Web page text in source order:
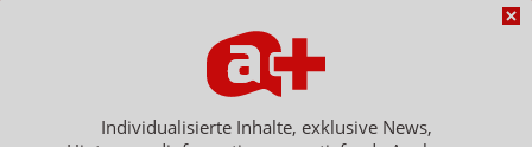
Hinweisgebersystem
Individualisierte Inhalte, exklusive News,